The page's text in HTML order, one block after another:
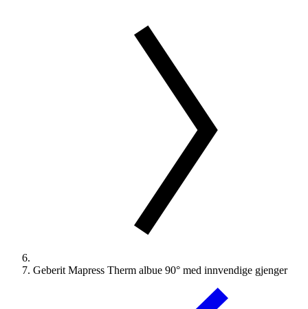
Geberit Mapress Therm albue 90° med innvendige gjenger